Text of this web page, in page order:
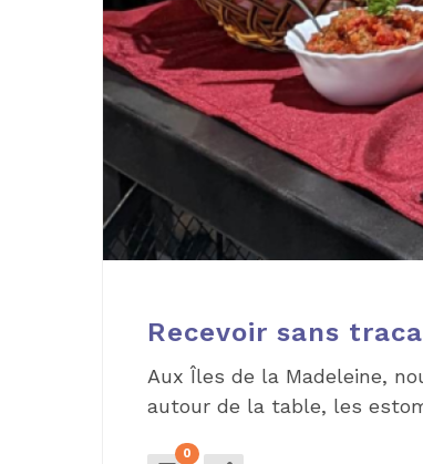
Recevoir sans
Aux Îles de la Madeleine,
autour de la table, les
0